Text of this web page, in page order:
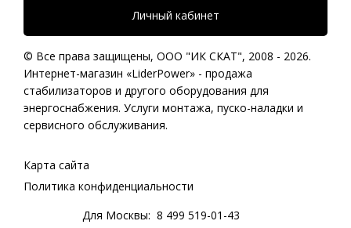
Личный кабинет
© Все права защищены, ООО "ИК СКАТ", 2008 - 2026.
Интернет-магазин «LiderPower» - продажа
стабилизаторов и другого оборудования для
энергоснабжения. Услуги монтажа, пуско-наладки и
сервисного обслуживания.
Карта сайта
Политика конфиденциальности
Для Москвы: 8 499 519-01-43